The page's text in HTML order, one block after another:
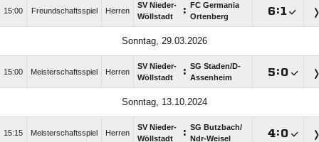
15:00 Freundschaftsspiel Herren
SV Nieder-
Wöllstadt
:
FC Germania
Ortenberg
:
Sonntag, 29.03.2026
15:00 Meisterschaftsspiel Herren
SV Nieder-
Wöllstadt
: SG Staden/​D-
Assenheim
:
Sonntag, 13.10.2024
15:15 Meisterschaftsspiel Herren
SV Nieder-
Wöllstadt
: SG Butzbach/​
Ndr-Weisel
: